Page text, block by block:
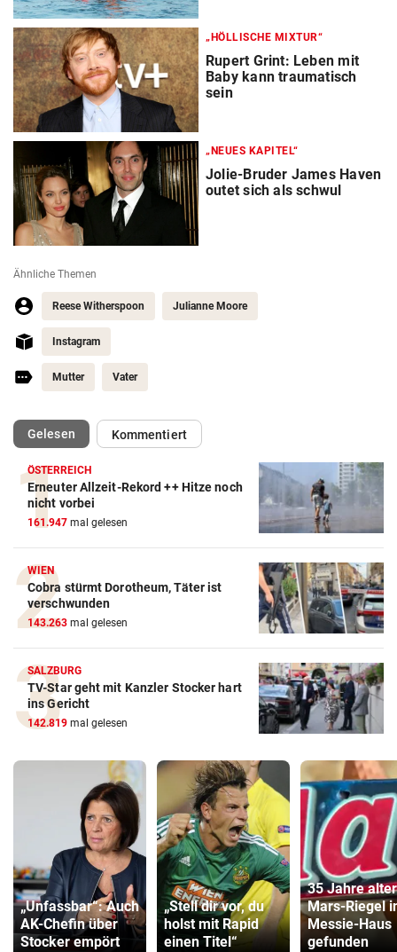
„HÖLLISCHE MIXTUR“
Rupert Grint: Leben mit
Baby kann traumatisch
sein
„NEUES KAPITEL“
Jolie-Bruder James Haven
outet sich als schwul
Ähnliche Themen
Reese Witherspoon Julianne Moore
Instagram
Mutter Vater
Gelesen(ausgewählt)Kommentiert
ÖSTERREICH
Erneuter Allzeit-Rekord ++ Hitze noch
nicht vorbei
161.947 mal gelesen
WIEN
Cobra stürmt Dorotheum, Täter ist
verschwunden
143.263 mal gelesen
SALZBURG
TV-Star geht mit Kanzler Stocker hart
ins Gericht
142.819 mal gelesen
„Unfassbar“: Auch
AK-Chefin über
Stocker empört
„Stell dir vor, du
holst mit Rapid
einen Titel“
35 Jahre alter
Mars-Riegel
Messie-Haus
gefunden